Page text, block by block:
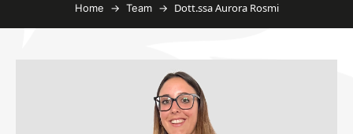
Home → Team → Dott.ssa Aurora Rosmi